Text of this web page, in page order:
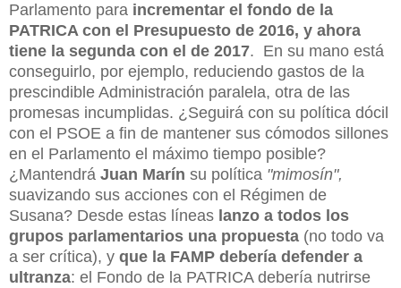
Parlamento para incrementar el fondo de la
PATRICA con el Presupuesto de 2016, y ahora
tiene la segunda con el de 2017. En su mano está
conseguirlo, por ejemplo, reduciendo gastos de la
prescindible Administración paralela, otra de las
promesas incumplidas. ¿Seguirá con su política dócil
con el PSOE a fin de mantener sus cómodos sillones
en el Parlamento el máximo tiempo posible?
¿Mantendrá Juan Marín su política "mimosín",
suavizando sus acciones con el Régimen de
Susana? Desde estas líneas lanzo a todos los
grupos parlamentarios una propuesta (no todo va
a ser crítica), y que la FAMP debería defender a
ultranza: el Fondo de la PATRICA debería nutrirse